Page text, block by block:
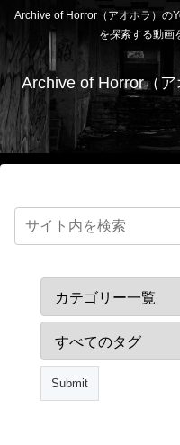
Archive of Horror（アオホラ）の
を探索する動画
Archive of Horror（